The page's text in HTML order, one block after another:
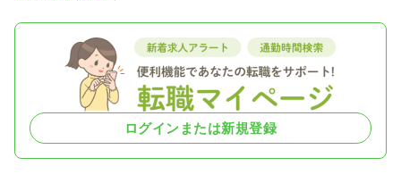
ログインまたは新規登録